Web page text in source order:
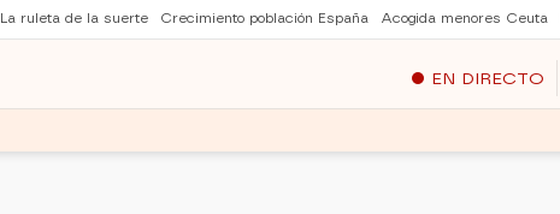
La ruleta de la suerte Crecimiento población España Acogida menores Ceuta
EN DIRECTO